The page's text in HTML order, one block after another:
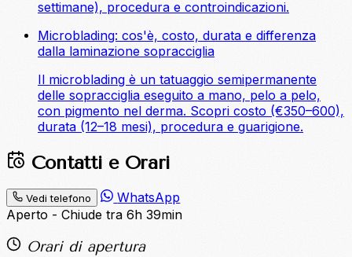
settimane), procedura e controindicazioni.
Microblading: cos'è, costo, durata e differenza
dalla laminazione sopracciglia
Il microblading è un tatuaggio semipermanente
delle sopracciglia eseguito a mano, pelo a pelo,
con pigmento nel derma. Scopri costo (€350–600),
durata (12–18 mesi), procedura e guarigione.
Contatti e Orari
Vedi telefono
WhatsApp
Aperto - Chiude tra 6h 39min
Orari di apertura